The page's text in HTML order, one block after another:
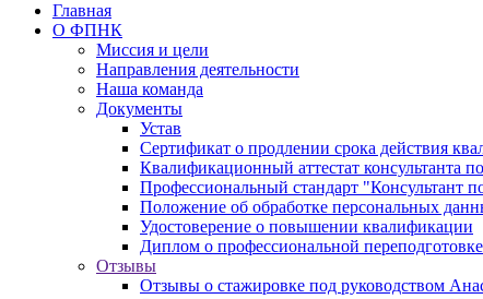
Главная
О ФПНК
Миссия и цели
Направления деятельности
Наша команда
Документы
Устав
Сертификат о продлении срока действия
Квалификационный аттестат консультанта
Профессиональный стандарт "Консультант
Положение об обработке персональных
Удостоверение о повышении квалификации
Диплом о профессиональной переподготовке
Отзывы
Отзывы о стажировке под руководством